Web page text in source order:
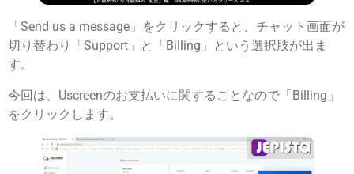
「Send us a message」をクリックすると、チャット画面が
切り替わり「Support」と「Billing」という選択肢が出ま
す。
今回は、Uscreenのお支払いに関することなので「Billing」
をクリックします。